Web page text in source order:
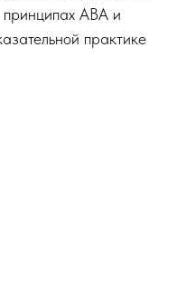
принципах АВА и
практике